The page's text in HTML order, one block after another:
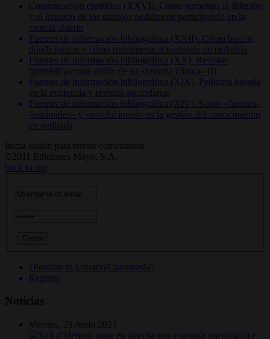
Comunicación científica (XXVI). Cómo aumentar la difusión
y el impacto de los trabajos pediátricos participando en la
ciencia abierta
Fuentes de información bibliográfica (XXII). Cómo buscar,
dónde buscar y cómo mantenerse actualizado en pediatría
Fuentes de información bibliográfica (XX). Revistas
biomédicas: una visión de su «historia clínica» (I)
Fuentes de información bibliográfica (XIX). Pediatría basada
en la evidencia y revistas secundarias
Fuentes de información bibliográfica (XIV). Sobre «fuentes»,
«pirámides» y «revoluciones» en la gestión del conocimiento
en pediatría
Inicia sesión para enviar comentarios
©2011 Ediciones Mayo, S.A.
back to top
¿Perdiste tu Usuario/Contraseña?
Registro
Noticias
Viernes, 23 Junio 2023